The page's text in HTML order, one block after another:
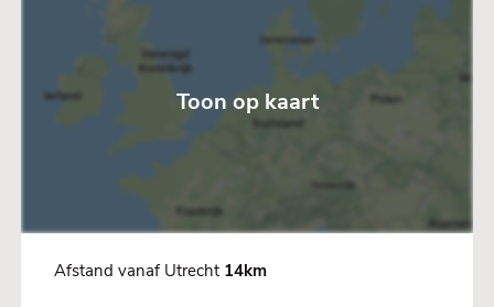
Toon op kaart
Afstand vanaf Utrecht 14km